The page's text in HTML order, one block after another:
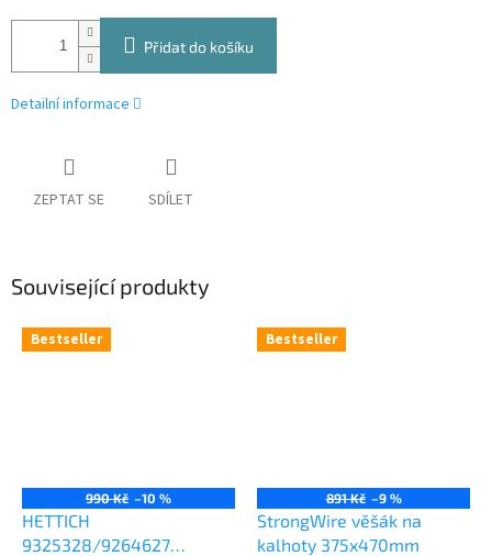
Přidat do košíku
Detailní informace
ZEPTAT SE SDÍLET
Související produkty
Bestseller
990 Kč –10 %
HETTICH
9325328/9264627
Bestseller
891 Kč –9 %
StrongWire věšák na
kalhoty 375x470mm